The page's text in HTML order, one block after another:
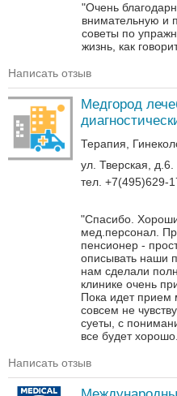
"Очень
внимательную и
советы по
жизнь, как
Написать отзыв
Медгород
Терапия
ул. Тверская, д.6.
тел. +7(495)629-
"Спасибо.
мед.персонал.
пенсионер -
описывать наши
нам сделали
клинике очень
Пока идет прием
совсем не
суеты, с
все будет
Написать отзыв